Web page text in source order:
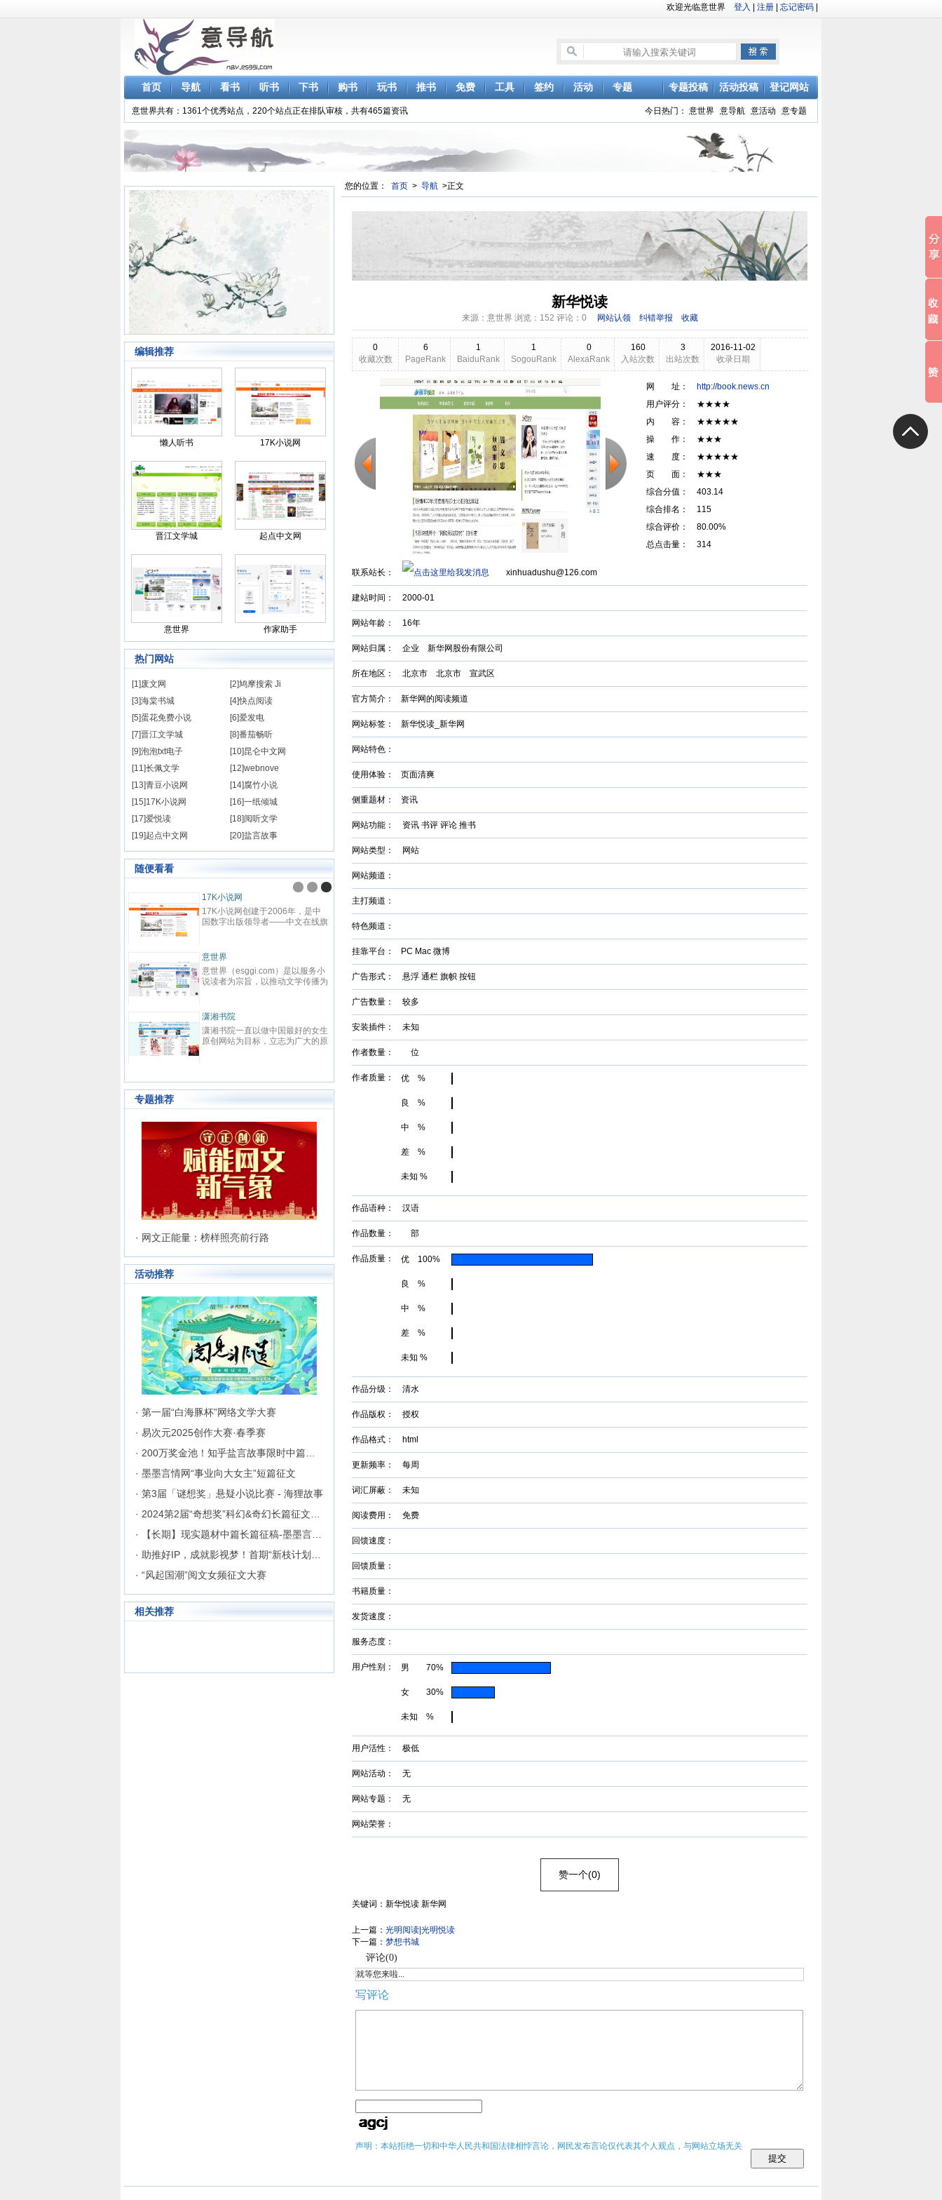
欢迎光临意世界 登入 注册 忘记密码
首页 导航 看书 听书 登记网站
活动投稿
专题投稿
下书 购书 玩书 推书 免费 工具 签约 活动 专题
意世界共有：1361个优秀站点，220个站点正在排队审核，共有465篇资讯 今日热门： 意世界 意导航 意活动 意专题
编辑推荐
懒人听书 17K小说网
晋江文学城 起点中文网
意世界 作家助手
热门网站
[1]废文网
[2]鸠摩搜索 Ji
[3]海棠书城
[4]快点阅读
[5]蛋花免费小说
[6]爱发电
[7]晋江文学城
[8]番茄畅听
[9]泡泡txt电子
[10]昆仑中文网
[11]长佩文学
[12]webnove
[13]青豆小说网
[14]腐竹小说
[15]17K小说网
[16]一纸倾城
[17]爱悦读
[18]阅听文学
[19]起点中文网
[20]盐言故事
随便看看
17K小说网
17K小说网创建于2006年，是中
国数字出版领导者——中文在线旗
代码：300364）2000年成立于清
华大学，为中国数字出版的开创者
之一，也是全球最大的中文数字出
版机构之一，于2015年1月21日
力于成为全球领先的中文数字出版
机构。作为旗下网站，17K小说网
以“让每个人都享受创作的乐趣”为
使命，以“成就与共赢”为价值观，
500余家，日均访问量3000W。
意世界
意世界（esggi.com）是以服务小
说读者为宗旨，以推动文学传播为
小说和网站建造对外的展示窗口，
而诞生的新模式垂直综合平台。严
选优质和潜力小说网站，用全面及
时、见地独到的资讯信息，贴合需
潇湘书院
潇湘书院一直以做中国最好的女生
原创网站为目标，立志为广大的原
成为女性原创作者群体以及读者群
专题推荐
· 网文正能量：榜样照亮前行路
活动推荐
· 第一届“白海豚杯”网络文学大赛
· 易次元2025创作大赛·春季赛
· 墨墨言情网“事业向大女主”短篇征文
· 第3届「谜想奖」悬疑小说比赛 - 海狸故事
· “风起国潮”阅文女频征文大赛
相关推荐
您的位置： 首页 > 导航 >正文
新华悦读
来源：意世界 浏览： 152 评论：0 网站认领 纠错举报 收藏
0
收藏次数
6
PageRank
1
BaiduRank
1
SogouRank
0
AlexaRank
160
入站次数
3
出站次数
2016-11-02
收录日期
2026-03-18
更新日期
网 址： http://book.news.cn
用户评分： ★★★★
内 容： ★★★★★
操 作： ★★★
速 度： ★★★★★
页 面： ★★★
综合分值： 403.14
综合排名： 115
综合评价： 80.00%
总点击量： 314
联系站长： xinhuadushu@126.com
建站时间： 2000-01
网站年龄： 16年
网站归属： 企业 新华网股份有限公司
所在地区： 北京市 北京市 宣武区
官方简介：新华网的阅读频道
网站标签：新华悦读_新华网
网站特色：
使用体验：页面清爽
侧重题材：资讯
网站功能： 资讯 书评 评论 推书
网站类型： 网站
网站频道：
主打频道：
特色频道：
挂靠平台： PC Mac 微博
广告形式： 悬浮 通栏 旗帜 按钮
广告数量： 较多
安装插件： 未知
作者数量： 位
作者质量：优 %
良 %
中 %
差 %
未知 %
作品语种： 汉语
作品数量： 部
作品质量：优 100%
良 %
中 %
差 %
未知 %
作品分级： 清水
作品版权： 授权
作品格式： html
更新频率： 每周
词汇屏蔽： 未知
阅读费用： 免费
回馈速度：
回馈质量：
书籍质量：
发货速度：
服务态度：
用户性别：男 70%
女 30%
未知 %
用户活性： 极低
网站活动： 无
网站专题： 无
网站荣誉：
赞一个(0)
关键词：新华悦读 新华网
上一篇： 光明阅读|光明悦读
下一篇： 梦想书城
评论(0)
就等您来啦...
写评论
声明：本站拒绝一切和中华人民共和国法律相悖言论，网民发布言论仅代表其个人观点，与网站立场无关